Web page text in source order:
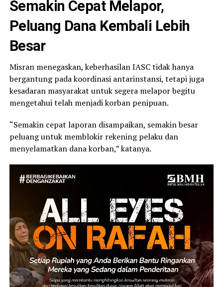
Semakin Cepat Melapor,
Peluang Dana Kembali Lebih
Besar
Misran menegaskan, keberhasilan IASC tidak hanya
bergantung pada koordinasi antarinstansi, tetapi juga
kesadaran masyarakat untuk segera melapor begitu
mengetahui telah menjadi korban penipuan.
“Semakin cepat laporan disampaikan, semakin besar
peluang untuk memblokir rekening pelaku dan
menyelamatkan dana korban,” katanya.